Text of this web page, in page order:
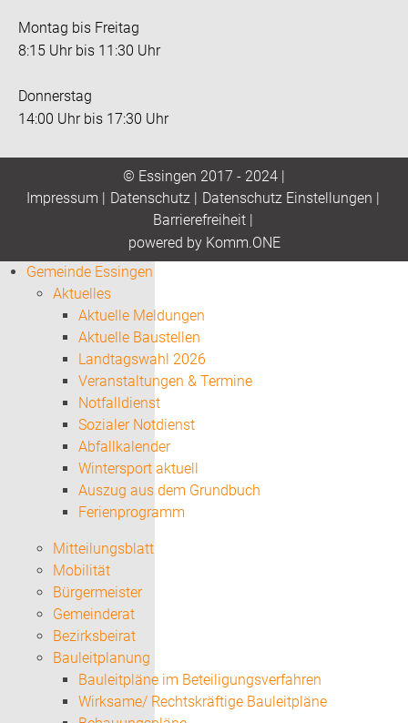
Montag bis Freitag
8:15 Uhr bis 11:30 Uhr
Donnerstag
14:00 Uhr bis 17:30 Uhr
© Essingen 2017 - 2024 |
Impressum
Datenschutz| Datenschutz Einstellungen
Barrierefreiheit|
powered by Komm.ONE
Gemeinde Essingen
Aktuelles
Aktuelle Meldungen
Aktuelle Baustellen
Landtagswahl 2026
Veranstaltungen & Termine
Notfalldienst
Sozialer Notdienst
Abfallkalender
Wintersport aktuell
Auszug aus dem Grundbuch
Ferienprogramm
Mitteilungsblatt
Mobilität
Bürgermeister
Gemeinderat
Bezirksbeirat
Bauleitplanung
Bauleitpläne im Beteiligungsverfahren
Wirksame/ Rechtskräftige Bauleitpläne